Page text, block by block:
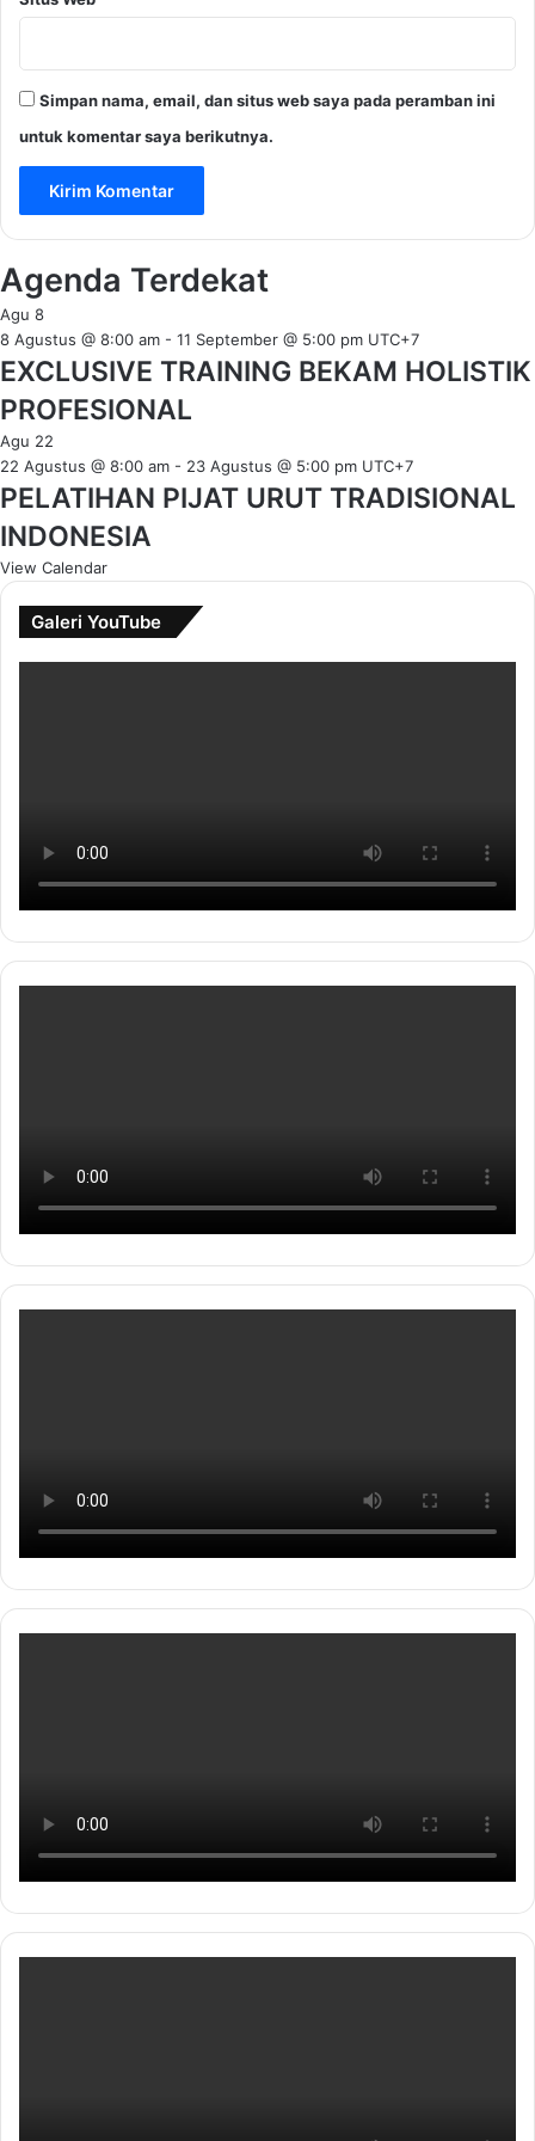
Simpan nama, email, dan situs web saya pada peramban ini
untuk komentar saya berikutnya.
Agenda Terdekat
Agu 8
8 Agustus @ 8:00 am - 11 September @ 5:00 pm UTC+7
EXCLUSIVE TRAINING BEKAM HOLISTIK
PROFESIONAL
Agu 22
22 Agustus @ 8:00 am - 23 Agustus @ 5:00 pm UTC+7
PELATIHAN PIJAT URUT TRADISIONAL
INDONESIA
View Calendar
Galeri YouTube